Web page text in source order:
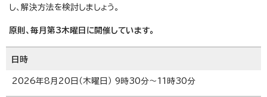
し、解決方法を検討しましょう。
原則、毎月第3木曜日に開催しています。
日時
2026年8月20日（木曜日） 9時30分～11時30分